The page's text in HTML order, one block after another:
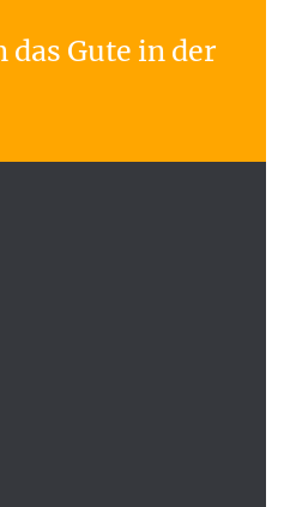
das Gute in der